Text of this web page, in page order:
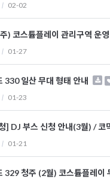
02-02
) 코스튬플레이 관리구역 운
01-27
330 일산 무대 형태 안내
01-23
] DJ 부스 신청 안내(3월) / 코
01-21
329 청주 (2월) 코스튬플레이